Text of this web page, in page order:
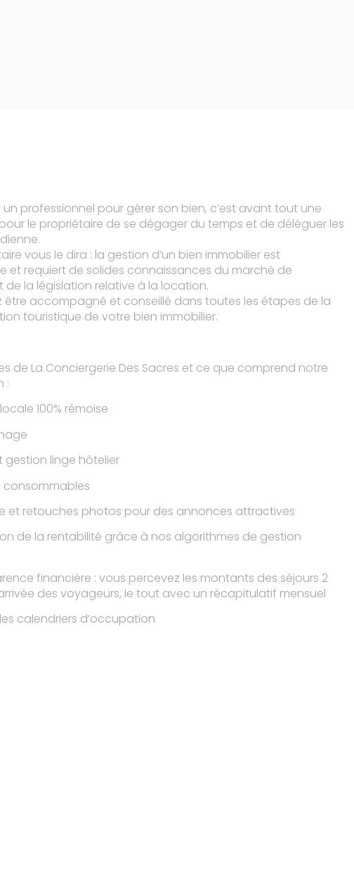
un professionnel pour gérer son bien, c’est avant tout une
le propriétaire de se dégager du temps et de déléguer les
vous le dira : la gestion d’un bien immobilier est
et requiert de solides connaissances du marché de
de la législation relative à la location.
être accompagné et conseillé dans toutes les étapes de la
touristique de votre bien immobilier.
de La Conciergerie Des Sacres et ce que comprend notre
:
100% rémoise
gestion linge hôtelier
consommables
et retouches photos pour des annonces attractives
de la rentabilité grâce à nos algorithmes de gestion
financière : vous percevez les montants des séjours 2
des voyageurs, le tout avec un récapitulatif mensuel
calendriers d’occupation